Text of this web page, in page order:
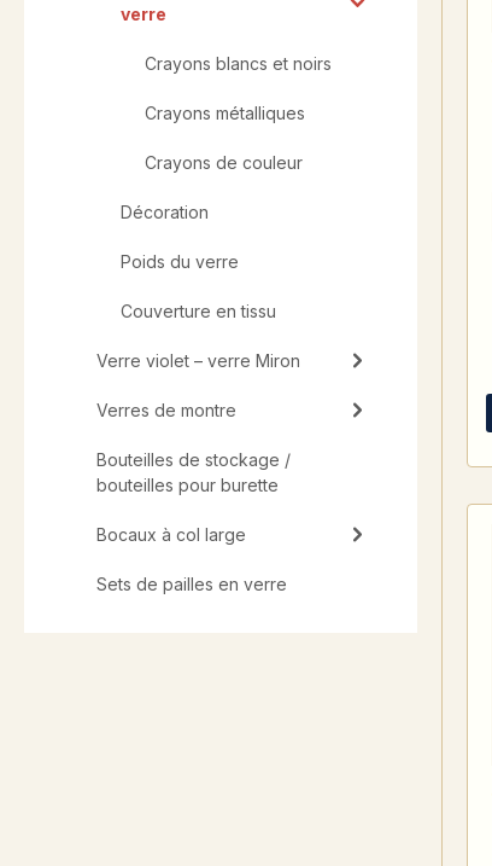
verre
Crayons blancs et noirs
Crayons métalliques
Crayons de couleur
Décoration
Poids du verre
Couverture en tissu
Verre violet – verre Miron
Verres de montre
Bouteilles de stockage /
bouteilles pour burette
Bocaux à col large
Sets de pailles en verre